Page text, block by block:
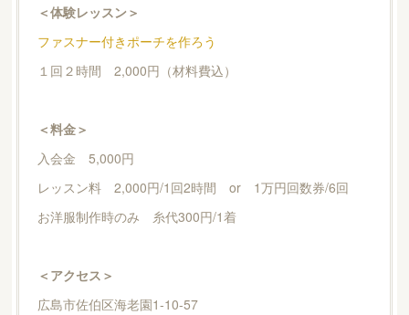
＜体験レッスン＞
ファスナー付きポーチを作ろう
１回２時間 2,000円（材料費込）
＜料金＞
入会金 5,000円
レッスン料 2,000円/1回2時間 or 1万円回数券/6回
お洋服制作時のみ 糸代300円/1着
＜アクセス＞
広島市佐伯区海老園1-10-57